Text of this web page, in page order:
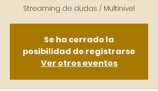
Se ha cerrado la
posibilidad de registrarse
Ver otros eventos